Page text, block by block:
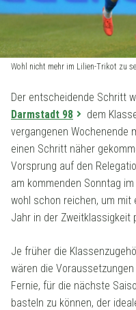
Wohl nicht mehr im Lilien-Trikot zu
Der entscheidende Schritt
Darmstadt 98
dem
vergangenen Wochenende
einen Schritt näher
Vorsprung auf den
am kommenden Sonntag
wohl schon reichen, um
Jahr in der Zweitklassigkeit
Je früher die
wären die
Fernie, für die nächste
basteln zu können, der